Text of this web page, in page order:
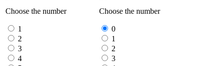
Choose the number
1
2
3
4
Choose the number
0
1
2
3